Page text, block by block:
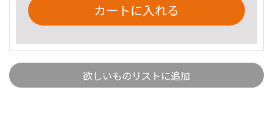
カートに入れる
欲しいものリストに追加